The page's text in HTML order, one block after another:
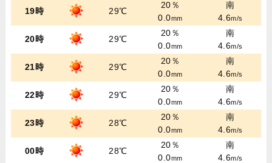
19時 29℃
20％
0.0mm
南
4.6m/s
20時 29℃
20％
0.0mm
南
4.6m/s
21時 29℃
20％
0.0mm
南
4.6m/s
22時 29℃
20％
0.0mm
南
4.6m/s
23時 28℃
20％
0.0mm
南
4.6m/s
00時 28℃
20％
0.0mm
南
4.6m/s